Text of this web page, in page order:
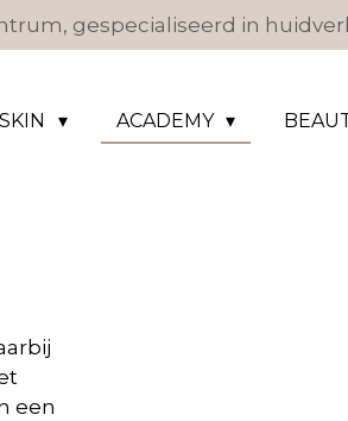
gespecialiseerd in
SKIN ACADEMY
een